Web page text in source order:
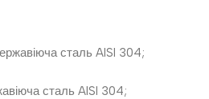
сталь AISI 304;
сталь AISI 304;